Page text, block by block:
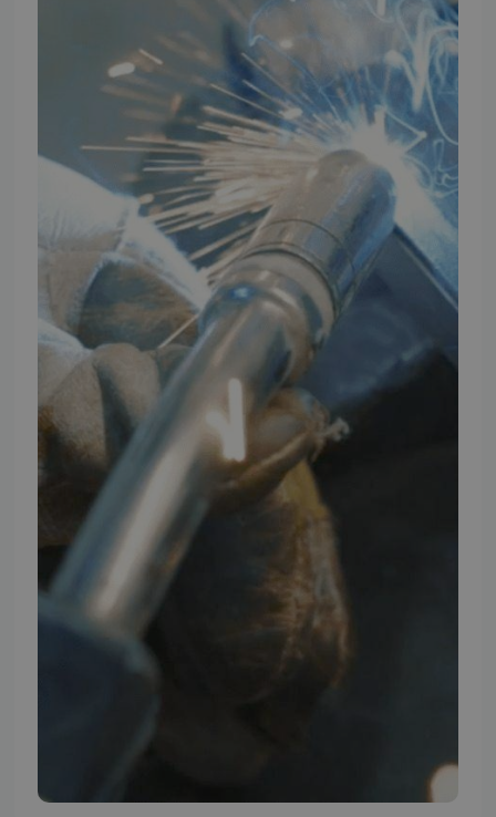
Mandag - Torsdag
09:00 - 16:00
09:00 - 15:30
Lukket
FØLG TMP
Facebook
Youtube
Instagram
TMP BRAND SHOPS